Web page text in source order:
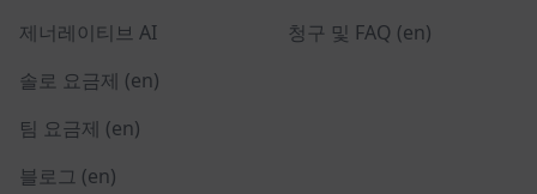
제너레이티브 AI
솔로 요금제 (en)
팀 요금제 (en)
블로그 (en)
청구 및 FAQ (en)